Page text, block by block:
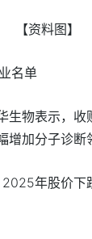
【资料图】
名单
物表示，收
加分子诊断
年股价